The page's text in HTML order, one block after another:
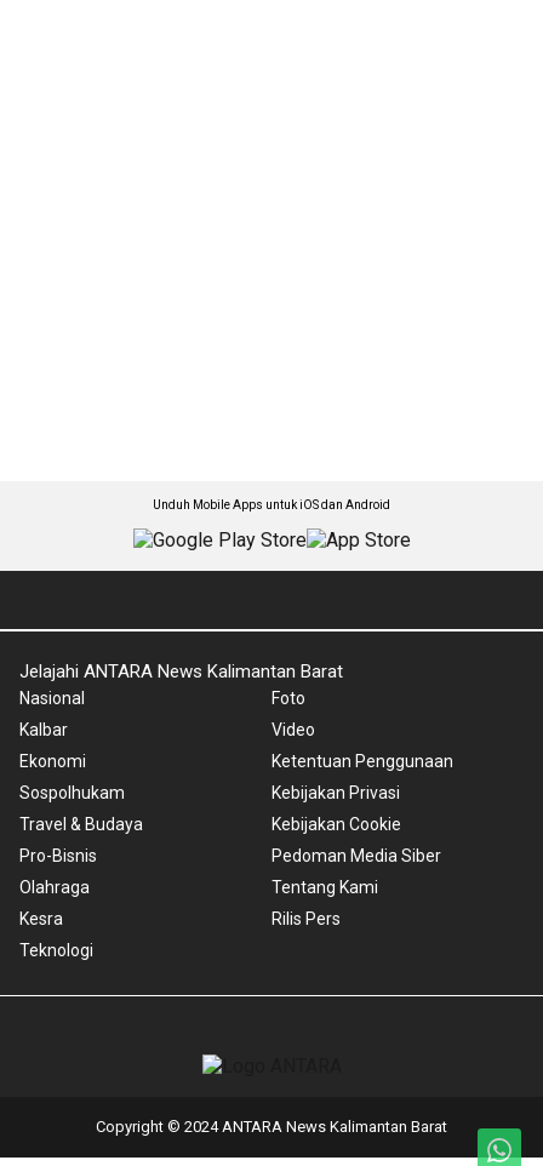
Unduh Mobile Apps untuk iOS dan Android
Jelajahi ANTARA News Kalimantan Barat
Nasional
Kalbar
Ekonomi
Sospolhukam
Travel & Budaya
Pro-Bisnis
Olahraga
Kesra
Teknologi
Foto
Video
Ketentuan Penggunaan
Kebijakan Privasi
Kebijakan Cookie
Pedoman Media Siber
Tentang Kami
Rilis Pers
Copyright © 2024 ANTARA News Kalimantan Barat